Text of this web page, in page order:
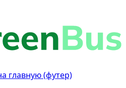
главную (футер)